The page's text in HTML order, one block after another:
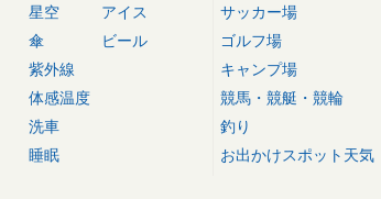
星空
傘
紫外線
体感温度
洗車
睡眠
アイス
ビール
サッカー場
ゴルフ場
キャンプ場
競馬・競艇・競輪
釣り
お出かけスポット天気